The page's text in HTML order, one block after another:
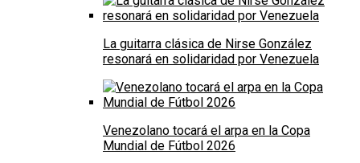
La guitarra clásica de Nirse González
resonará en solidaridad por Venezuela
Venezolano tocará el arpa en la Copa
Mundial de Fútbol 2026